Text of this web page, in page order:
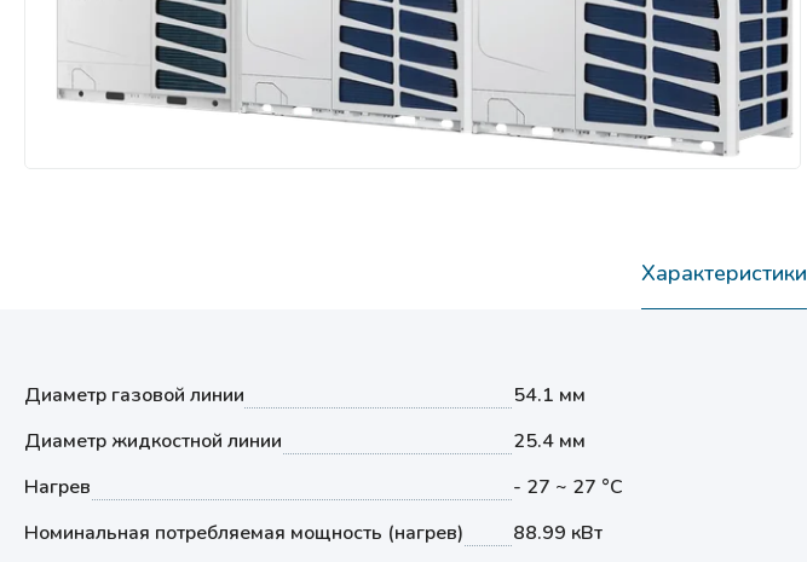
Мультизональные системы
кондиционирования
Характеристики
Диаметр газовой линии
54.1 мм
Диаметр жидкостной линии
25.4 мм
Нагрев
- 27 ~ 27 °С
Номинальная потребляемая мощность (нагрев)
88.99 кВт